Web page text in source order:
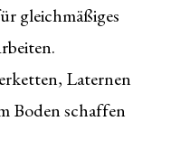
gleichmäßiges
Laternen
Boden schaffen